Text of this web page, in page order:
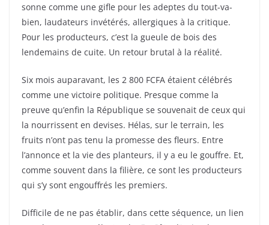
sonne comme une gifle pour les adeptes du tout-va-
bien, laudateurs invétérés, allergiques à la critique.
Pour les producteurs, c’est la gueule de bois des
lendemains de cuite. Un retour brutal à la réalité.
Six mois auparavant, les 2 800 FCFA étaient célébrés
comme une victoire politique. Presque comme la
preuve qu’enfin la République se souvenait de ceux qui
la nourrissent en devises. Hélas, sur le terrain, les
fruits n’ont pas tenu la promesse des fleurs. Entre
l’annonce et la vie des planteurs, il y a eu le gouffre. Et,
comme souvent dans la filière, ce sont les producteurs
qui s’y sont engouffrés les premiers.
Difficile de ne pas établir, dans cette séquence, un lien